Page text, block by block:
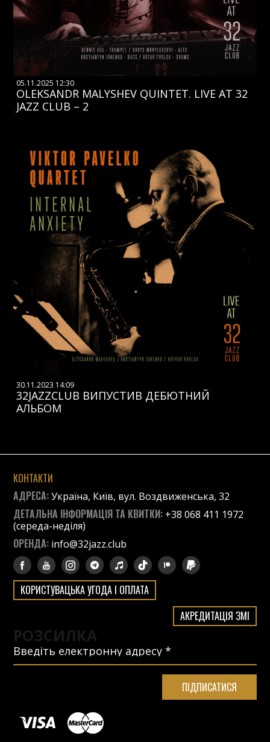
05.11.2025 12:30
OLEKSANDR MALYSHEV QUINTET. LIVE AT 32
JAZZ CLUB – 2
30.11.2023 14:09
32JAZZCLUB ВИПУСТИВ ДЕБЮТНИЙ
АЛЬБОМ
КОНТАКТИ
АДРЕСА:Україна, Київ, вул. Воздвиженська, 32
ДЕТАЛЬНА ІНФОРМАЦІЯ ТА КВИТКИ: +38 068 411 1972
(середа-неділя)
ОРЕНДА: info@32jazz.club
КОРИСТУВАЦЬКА УГОДА І ОПЛАТА
АКРЕДИТАЦІЯ ЗМІ
РОЗСИЛКА